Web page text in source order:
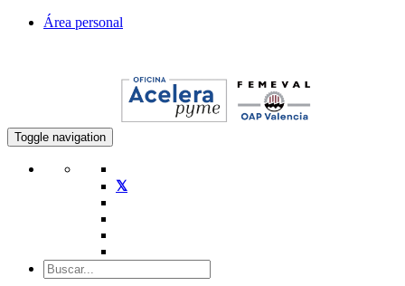
Área personal
Toggle navigation